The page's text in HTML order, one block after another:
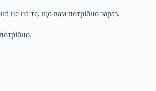
не на те, що вам потрібно зараз.